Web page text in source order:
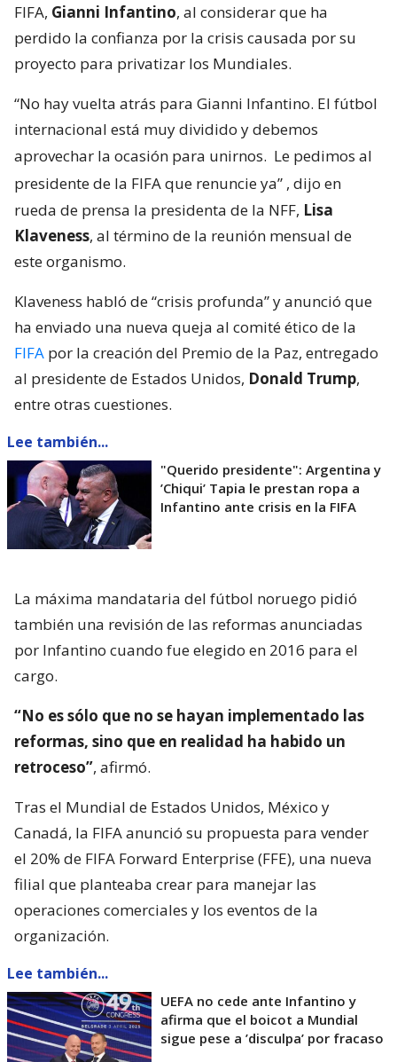
FIFA, Gianni Infantino, al considerar que ha
perdido la confianza por la crisis causada por su
proyecto para privatizar los Mundiales.
“No hay vuelta atrás para Gianni Infantino. El fútbol
internacional está muy dividido y debemos
aprovechar la ocasión para unirnos. Le pedimos al
presidente de la FIFA que renuncie ya” , dijo en
rueda de prensa la presidenta de la NFF, Lisa
Klaveness, al término de la reunión mensual de
este organismo.
Klaveness habló de “crisis profunda” y anunció que
ha enviado una nueva queja al comité ético de la
FIFA por la creación del Premio de la Paz, entregado
al presidente de Estados Unidos, Donald Trump,
entre otras cuestiones.
Lee también...
"Querido presidente": Argentina y
’Chiqui’ Tapia le prestan ropa a
Infantino ante crisis en la FIFA
La máxima mandataria del fútbol noruego pidió
también una revisión de las reformas anunciadas
por Infantino cuando fue elegido en 2016 para el
cargo.
“No es sólo que no se hayan implementado las
reformas, sino que en realidad ha habido un
retroceso”, afirmó.
Tras el Mundial de Estados Unidos, México y
Canadá, la FIFA anunció su propuesta para vender
el 20% de FIFA Forward Enterprise (FFE), una nueva
filial que planteaba crear para manejar las
operaciones comerciales y los eventos de la
organización.
Lee también...
UEFA no cede ante Infantino y
afirma que el boicot a Mundial
sigue pese a ’disculpa’ por fracaso